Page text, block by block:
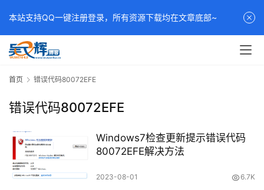
首页 错误代码80072EFE
错误代码80072EFE
Windows7检查更新提示错误代码
80072EFE解决方法
2023-08-01 6.7K
本站支持QQ一键注册登录，所有资源下载均在文章底部~